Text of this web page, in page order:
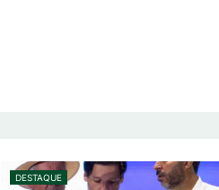
DESTAQUE